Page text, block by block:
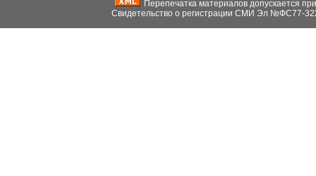
Перепечатка материалов допускается
Свидетельство о регистрации СМИ Эл №ФС77-